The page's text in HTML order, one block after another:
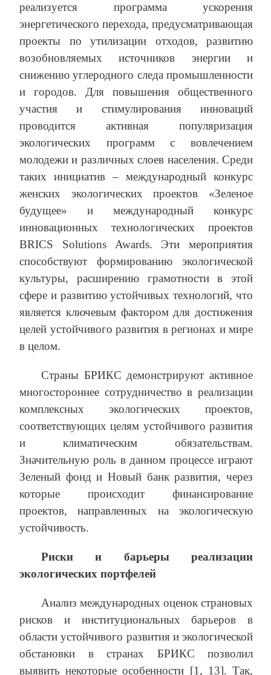
реализуется программа ускорения
энергетического перехода, предусматривающая
проекты по утилизации отходов, развитию
возобновляемых источников энергии и
снижению углеродного следа промышленности
и городов. Для повышения общественного
участия и стимулирования инноваций
проводится активная популяризация
экологических программ с вовлечением
молодежи и различных слоев населения. Среди
таких инициатив – международный конкурс
женских экологических проектов «Зеленое
будущее» и международный конкурс
инновационных технологических проектов
BRICS Solutions Awards. Эти мероприятия
способствуют формированию экологической
культуры, расширению грамотности в этой
сфере и развитию устойчивых технологий, что
является ключевым фактором для достижения
целей устойчивого развития в регионах и мире
в целом.
Страны БРИКС демонстрируют активное
многостороннее сотрудничество в реализации
комплексных экологических проектов,
соответствующих целям устойчивого развития
и климатическим обязательствам.
Значительную роль в данном процессе играют
Зеленый фонд и Новый банк развития, через
которые происходит финансирование
проектов, направленных на экологическую
устойчивость.
Риски и барьеры реализации
экологических портфелей
Анализ международных оценок страновых
рисков и институциональных барьеров в
области устойчивого развития и экологической
обстановки в странах БРИКС позволил
выявить некоторые особенности [1, 13]. Так,